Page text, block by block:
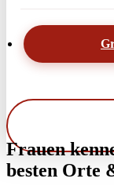
Frauen
besten Orte